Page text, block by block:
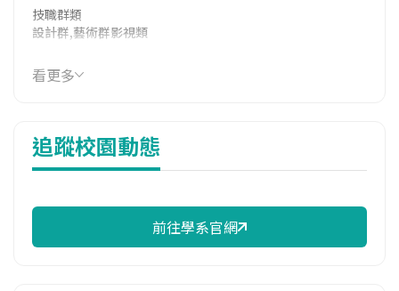
技職群類
設計群,藝術群影視類
114年學費
44,802 元/學期
14,788 元/學期
114年註冊率
(07)6678888#4621
看更多
追蹤校園動態
前往學系官網